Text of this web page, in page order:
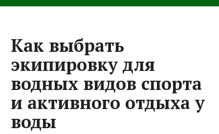
Как выбрать
экипировку для
водных видов спорта
и активного отдыха у
воды